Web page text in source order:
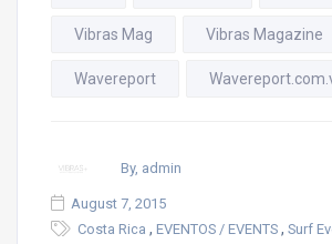
Vibras Mag Vibras Magazine
Wavereport
By, admin
August 7, 2015
Costa Rica , EVENTOS / EVENTS , Surf